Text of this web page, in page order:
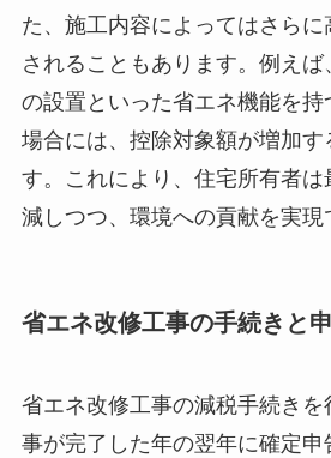
た、施工内容によってはさらに
されることもあります。例え
の設置といった省エネ機能を持
場合には、控除対象額が増加す
す。これにより、住宅所有者は
減しつつ、環境への貢献を実現
省エネ改修工事の手続きと
省エネ改修工事の減税手続きを
事が完了した年の翌年に確定